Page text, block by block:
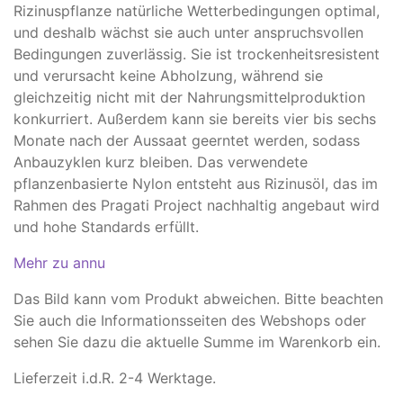
Rizinuspflanze natürliche Wetterbedingungen optimal,
und deshalb wächst sie auch unter anspruchsvollen
Bedingungen zuverlässig. Sie ist trockenheitsresistent
und verursacht keine Abholzung, während sie
gleichzeitig nicht mit der Nahrungsmittelproduktion
konkurriert. Außerdem kann sie bereits vier bis sechs
Monate nach der Aussaat geerntet werden, sodass
Anbauzyklen kurz bleiben. Das verwendete
pflanzenbasierte Nylon entsteht aus Rizinusöl, das im
Rahmen des Pragati Project nachhaltig angebaut wird
und hohe Standards erfüllt.
Mehr zu annu
Das Bild kann vom Produkt abweichen. ​Bitte beachten
Sie auch die Informationsseiten des Webshops oder
sehen Sie dazu die aktuelle Summe im Warenkorb ein.
Lieferzeit i.d.R. 2-4 Werktage.